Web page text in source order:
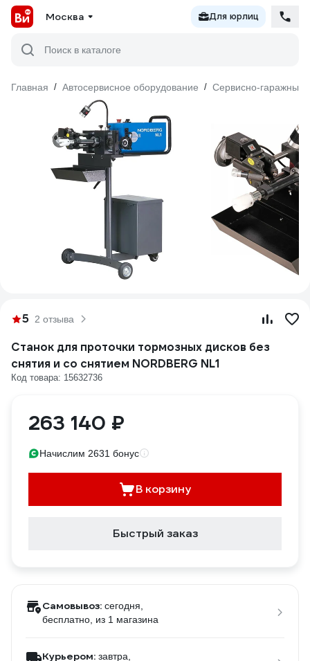
Москва Для юрлиц
Поиск в каталоге
Главная / Автосервисное оборудование / Сервисно-гаражный
5 2 отзыва
Станок для проточки тормозных дисков без
снятия и со снятием NORDBERG NL1
Код товара: 15632736
263 140 ₽
Начислим 2631 бонус
В корзину
Быстрый заказ
Самовывоз: сегодня,
бесплатно , из 1 магазина
Курьером: завтра,